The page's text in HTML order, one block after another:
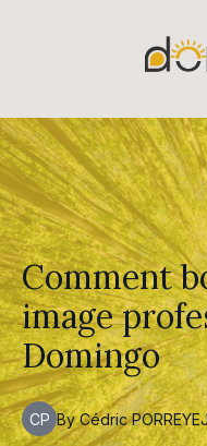
Comment
image
Domingo
CP By Cédric PORREYE